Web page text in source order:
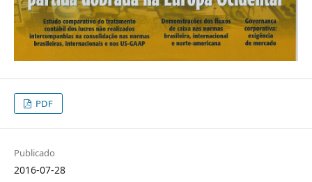
PDF
Publicado
2016-07-28